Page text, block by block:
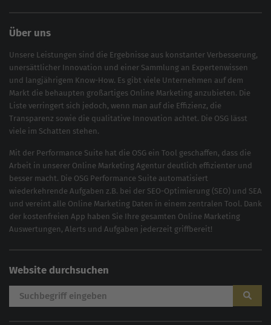
Über uns
Unsere Leistungen sind die Ergebnisse aus konstanter Verbesserung,
unersättlicher Innovation und einer Sammlung an Expertenwissen
und langjährigem Know-How. Es gibt viele Unternehmen auf dem
Markt die behaupten großartiges Online Marketing anzubieten. Die
Liste verringert sich jedoch, wenn man auf die Effizienz, die
Transparenz sowie die qualitative Innovation achtet. Die OSG lässt
viele im Schatten stehen.
Mit der Performance Suite hat die OSG ein Tool geschaffen, dass die
Arbeit in unserer Online Marketing Agentur deutlich effizienter und
besser macht. Die OSG Performance Suite automatisiert
wiederkehrende Aufgaben z.B. bei der SEO-Optimierung (SEO) und SEA
und vereint alle Online Marketing Daten in einem zentralen Tool. Dank
der kostenfreien App haben Sie Ihre gesamten Online Marketing
Auswertungen, Alerts und Aufgaben jederzeit griffbereit!
Website durchsuchen